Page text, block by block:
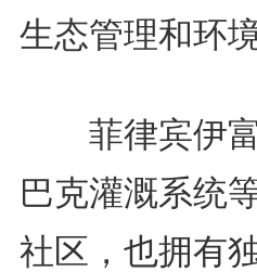
生态管理和环
菲律宾伊富
巴克灌溉系统
社区，也拥有